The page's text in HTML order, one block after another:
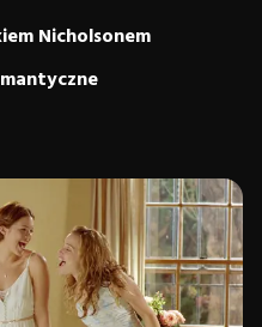
Nicholsonem